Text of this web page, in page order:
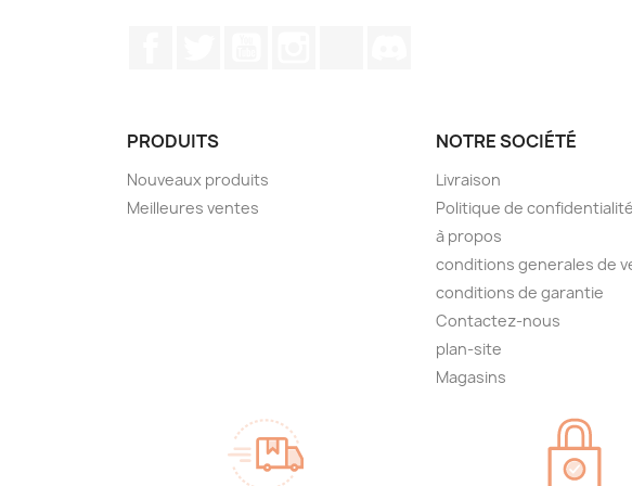
PRODUITS
Nouveaux produits
Meilleures ventes
NOTRE SOCIÉTÉ
Livraison
Politique de confidentialité
à propos
conditions generales de
conditions de garantie
Contactez-nous
plan-site
Magasins